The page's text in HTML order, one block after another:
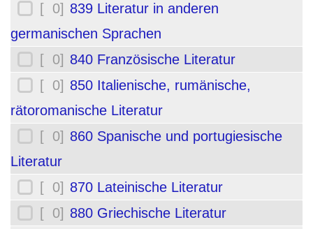
[ 0] 839 Literatur in anderen
germanischen Sprachen
[ 0] 840 Französische Literatur
[ 0] 850 Italienische, rumänische,
rätoromanische Literatur
[ 0] 860 Spanische und portugiesische
Literatur
[ 0] 870 Lateinische Literatur
[ 0] 880 Griechische Literatur